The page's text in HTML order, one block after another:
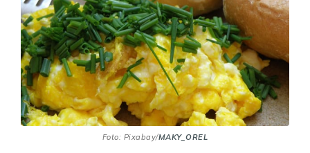
Foto: Pixabay/MAKY_OREL